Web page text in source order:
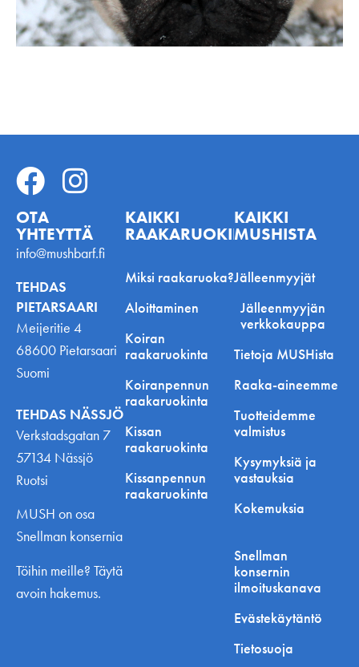
OTA
YHTEYTTÄ
info@mushbarf.fi
TEHDAS
PIETARSAARI
Meijeritie 4
68600 Pietarsaari
Suomi
TEHDAS NÄSSJÖ
Verkstadsgatan 7
57134 Nässjö
Ruotsi
MUSH on osa
Snellman konsernia
Töihin meille? Täytä
avoin hakemus.
KAIKKI
RAAKARUOKINNASTA
Miksi raakaruoka?
Aloittaminen
Koiran
raakaruokinta
Koiranpennun
raakaruokinta
Kissan
raakaruokinta
Kissanpennun
raakaruokinta
KAIKKI
MUSHISTA
Jälleenmyyjät
Jälleenmyyjän
verkkokauppa
Tietoja MUSHista
Raaka-aineemme
Tuotteidemme
valmistus
Kysymyksiä ja
vastauksia
Kokemuksia
Snellman
konsernin
ilmoituskanava
Evästekäytäntö
Tietosuoja